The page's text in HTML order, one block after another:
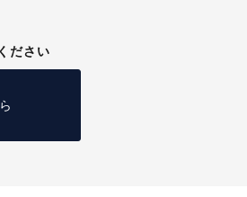
ださい